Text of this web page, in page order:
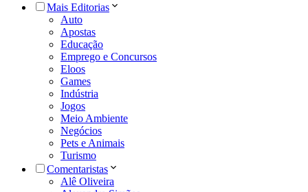
Mais Editorias
Auto
Apostas
Educação
Emprego e Concursos
Eloos
Games
Indústria
Jogos
Meio Ambiente
Negócios
Pets e Animais
Turismo
Comentaristas
Alê Oliveira